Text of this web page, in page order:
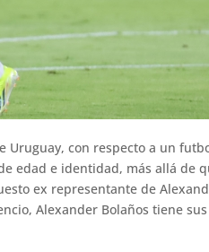
con respecto a un
edad e identidad, más allá de
ex representante de
Alexander Bolaños tiene